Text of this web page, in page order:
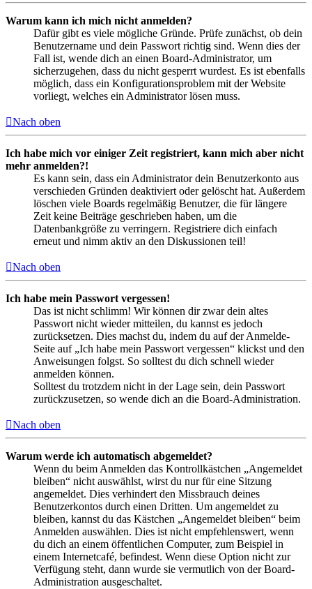
Warum kann ich mich nicht anmelden?
Dafür gibt es viele mögliche Gründe. Prüfe zunächst, ob dein
Benutzername und dein Passwort richtig sind. Wenn dies der
Fall ist, wende dich an einen Board-Administrator, um
sicherzugehen, dass du nicht gesperrt wurdest. Es ist ebenfalls
möglich, dass ein Konfigurationsproblem mit der Website
vorliegt, welches ein Administrator lösen muss.
Nach oben
Ich habe mich vor einiger Zeit registriert, kann mich aber nicht
mehr anmelden?!
Es kann sein, dass ein Administrator dein Benutzerkonto aus
verschieden Gründen deaktiviert oder gelöscht hat. Außerdem
löschen viele Boards regelmäßig Benutzer, die für längere
Zeit keine Beiträge geschrieben haben, um die
Datenbankgröße zu verringern. Registriere dich einfach
erneut und nimm aktiv an den Diskussionen teil!
Nach oben
Ich habe mein Passwort vergessen!
Das ist nicht schlimm! Wir können dir zwar dein altes
Passwort nicht wieder mitteilen, du kannst es jedoch
zurücksetzen. Dies machst du, indem du auf der Anmelde-
Seite auf „Ich habe mein Passwort vergessen“ klickst und den
Anweisungen folgst. So solltest du dich schnell wieder
anmelden können.
Solltest du trotzdem nicht in der Lage sein, dein Passwort
zurückzusetzen, so wende dich an die Board-Administration.
Nach oben
Warum werde ich automatisch abgemeldet?
Wenn du beim Anmelden das Kontrollkästchen „Angemeldet
bleiben“ nicht auswählst, wirst du nur für eine Sitzung
angemeldet. Dies verhindert den Missbrauch deines
Benutzerkontos durch einen Dritten. Um angemeldet zu
bleiben, kannst du das Kästchen „Angemeldet bleiben“ beim
Anmelden auswählen. Dies ist nicht empfehlenswert, wenn
du dich an einem öffentlichen Computer, zum Beispiel in
einem Internetcafé, befindest. Wenn diese Option nicht zur
Verfügung steht, dann wurde sie vermutlich von der Board-
Administration ausgeschaltet.